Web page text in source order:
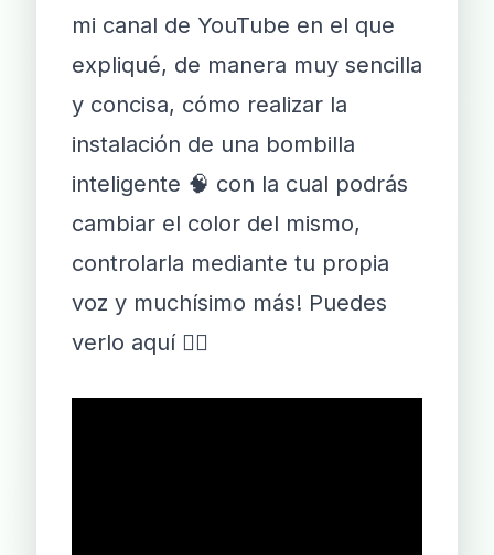
mi canal de YouTube en el que
expliqué, de manera muy sencilla
y concisa, cómo realizar la
instalación de una bombilla
inteligente 🧠 con la cual podrás
cambiar el color del mismo,
controlarla mediante tu propia
voz y muchísimo más! Puedes
verlo aquí 👇🏻